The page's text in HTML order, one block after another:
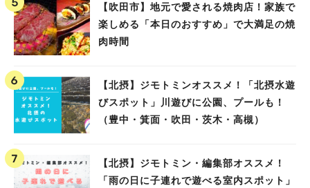
【吹田市】地元で愛される焼肉店！家族で
楽しめる「本日のおすすめ」で大満足の焼
肉時間
【北摂】ジモトミンオススメ！「北摂水遊
びスポット」川遊びに公園、プールも！
（豊中・箕面・吹田・茨木・高槻）
【北摂】ジモトミン・編集部オススメ！
「雨の日に子連れで遊べる室内スポット」